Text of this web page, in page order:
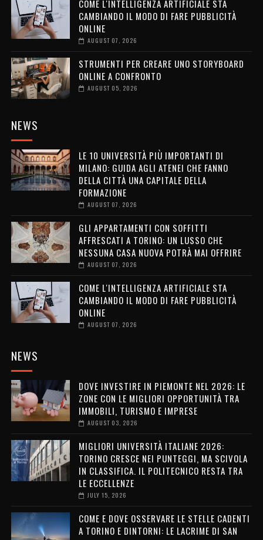
COME L'INTELLIGENZA ARTIFICIALE STA
CAMBIANDO IL MODO DI FARE PUBBLICITÀ
ONLINE
AUGUST 07, 2026
STRUMENTI PER CREARE UNO STORYBOARD
ONLINE A CONFRONTO
AUGUST 05, 2026
NEWS
LE 10 UNIVERSITÀ PIÙ IMPORTANTI DI
MILANO: GUIDA AGLI ATENEI CHE FANNO
DELLA CITTÀ UNA CAPITALE DELLA
FORMAZIONE
AUGUST 07, 2026
GLI APPARTAMENTI CON SOFFITTI
AFFRESCATI A TORINO: UN LUSSO CHE
NESSUNA CASA NUOVA POTRÀ MAI OFFRIRE
AUGUST 07, 2026
COME L'INTELLIGENZA ARTIFICIALE STA
CAMBIANDO IL MODO DI FARE PUBBLICITÀ
ONLINE
AUGUST 07, 2026
NEWS
DOVE INVESTIRE IN PIEMONTE NEL 2026: LE
ZONE CON LE MIGLIORI OPPORTUNITÀ TRA
IMMOBILI, TURISMO E IMPRESE
AUGUST 03, 2026
MIGLIORI UNIVERSITÀ ITALIANE 2026:
TORINO CRESCE NEI PUNTEGGI, MA SCIVOLA
IN CLASSIFICA. IL POLITECNICO RESTA TRA
LE ECCELLENZE
JULY 15, 2026
COME E DOVE OSSERVARE LE STELLE CADENTI
A TORINO E DINTORNI: LE LACRIME DI SAN